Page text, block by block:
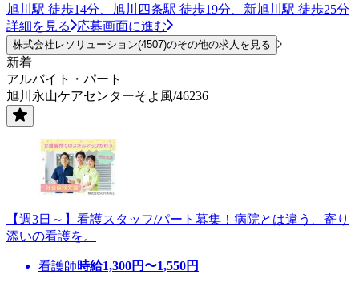
旭川駅 徒歩14分、旭川四条駅 徒歩19分、新旭川駅 徒歩25分
詳細を見る
応募画面に進む
株式会社レソリューション(4507)のその他の求人を見る
新着
アルバイト・パート
旭川永山ケアセンターそよ風/46236
【週3日～】看護スタッフ/パート募集！病院とは違う、寄り
添いの看護を。
看護師時給1,300円〜1,550円